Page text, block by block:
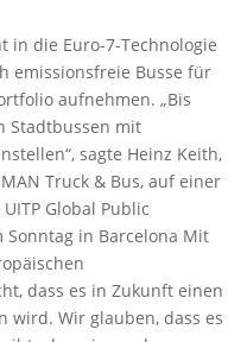
in die Euro-7-Technologie
emissionsfreie Busse für
aufnehmen. „Bis
Stadtbussen mit
sagte Heinz Keith,
Truck & Bus, auf einer
Global Public
Sonntag in Barcelona Mit
dass es in Zukunft einen
wird. Wir glauben, dass es